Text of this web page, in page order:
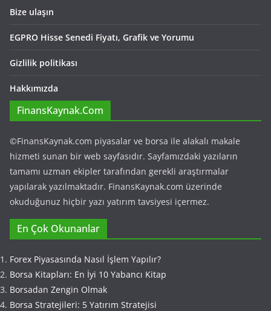
Bize ulaşın
EGPRO Hisse Senedi Fiyatı, Grafik ve Yorumu
Gizlilik politikası
Hakkımızda
FinansKaynak.Com
©FinansKaynak.com piyasalar ve borsa ile alakalı makale
hizmeti sunan bir web sayfasıdır. Sayfamızdaki yazıların
tamamı uzman ekipler tarafından gerekli araştırmalar
yapılarak yazılmaktadır. FinansKaynak.com üzerinde
okuduğunuz hiçbir yazı yatırım tavsiyesi içermez.
En Çok Okunanlar
Forex Piyasasında Nasıl İşlem Yapılır?
Borsa Kitapları: En İyi 10 Yabancı Kitap
Borsadan Zengin Olmak
Borsa Stratejileri: 5 Yatırım Stratejisi